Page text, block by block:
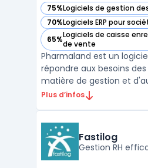
75%Logiciels de gestion
— voir Pharmaland dans
70%Logiciels ERP pour
— voir Pharmaland dans
65%Logiciels de caisse
de vente
— voir Pharmaland dans
Pharmaland est un
répondre aux besoins
matière de gestion et
logiciel se distingue par
stocks, des ordonnances,
facturations. Il permet
Plus d’infos
Fastilog
Gestion RH